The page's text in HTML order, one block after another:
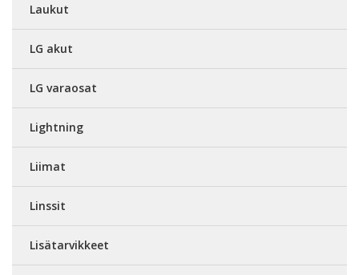
Laukut
LG akut
LG varaosat
Lightning
Liimat
Linssit
Lisätarvikkeet